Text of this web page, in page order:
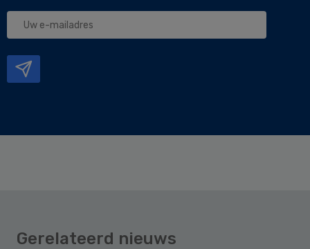
Uw
Gerelateerd nieuws